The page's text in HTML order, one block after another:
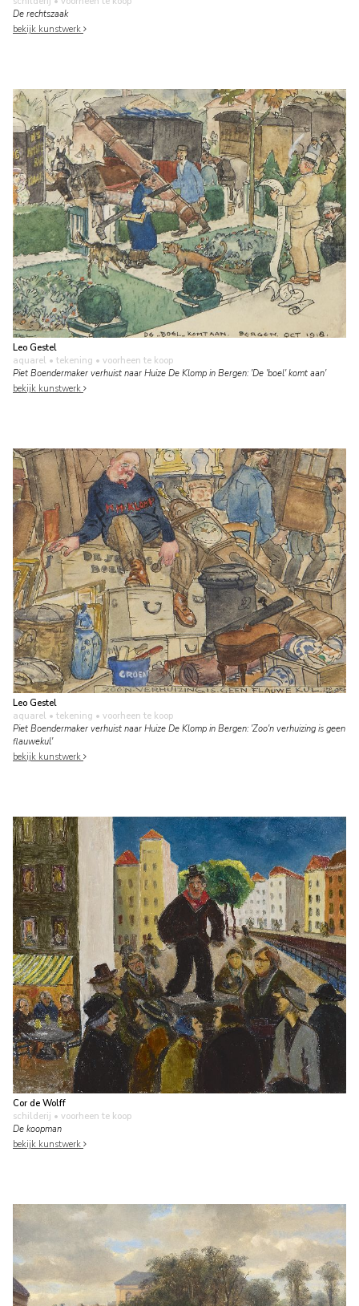
De rechtszaak
bekijk kunstwerk
Leo Gestel
aquarel • tekening • voorheen te koop
Piet Boendermaker verhuist naar Huize De Klomp in Bergen: 'De 'boel' komt aan'
bekijk kunstwerk
Leo Gestel
aquarel • tekening • voorheen te koop
Piet Boendermaker verhuist naar Huize De Klomp in Bergen: 'Zoo'n verhuizing is geen
flauwekul'
bekijk kunstwerk
Cor de Wolff
schilderij • voorheen te koop
De koopman
bekijk kunstwerk